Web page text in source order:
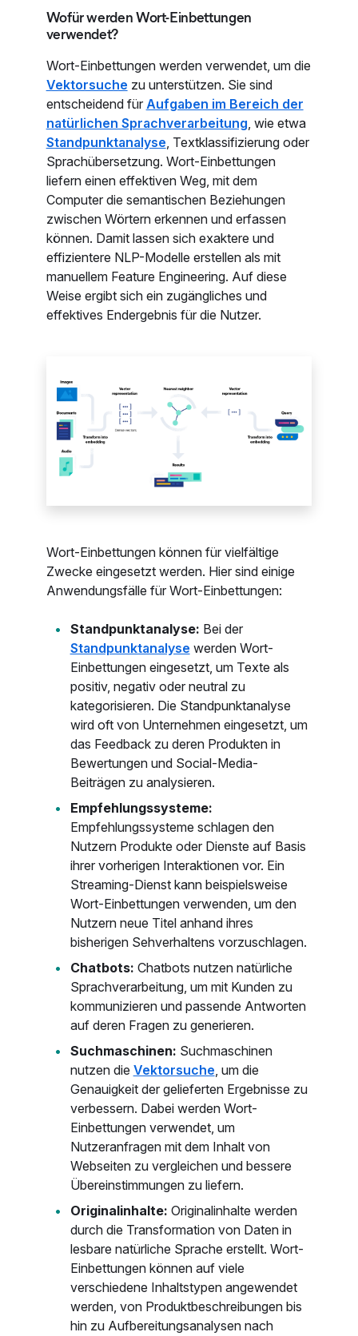
Wofür werden Wort-Einbettungen
verwendet?
Wort-Einbettungen werden verwendet, um die
Vektorsuche zu unterstützen. Sie sind
entscheidend für Aufgaben im Bereich der
natürlichen Sprachverarbeitung, wie etwa
Standpunktanalyse, Textklassifizierung oder
Sprachübersetzung. Wort-Einbettungen
liefern einen effektiven Weg, mit dem
Computer die semantischen Beziehungen
zwischen Wörtern erkennen und erfassen
können. Damit lassen sich exaktere und
effizientere NLP-Modelle erstellen als mit
manuellem Feature Engineering. Auf diese
Weise ergibt sich ein zugängliches und
effektives Endergebnis für die Nutzer.
Wort-Einbettungen können für vielfältige
Zwecke eingesetzt werden. Hier sind einige
Anwendungsfälle für Wort-Einbettungen:
Standpunktanalyse: Bei der
Standpunktanalyse werden Wort-
Einbettungen eingesetzt, um Texte als
positiv, negativ oder neutral zu
kategorisieren. Die Standpunktanalyse
wird oft von Unternehmen eingesetzt, um
das Feedback zu deren Produkten in
Bewertungen und Social-Media-
Beiträgen zu analysieren.
Empfehlungssysteme:
Empfehlungssysteme schlagen den
Nutzern Produkte oder Dienste auf Basis
ihrer vorherigen Interaktionen vor. Ein
Streaming-Dienst kann beispielsweise
Wort-Einbettungen verwenden, um den
Nutzern neue Titel anhand ihres
bisherigen Sehverhaltens vorzuschlagen.
Chatbots: Chatbots nutzen natürliche
Sprachverarbeitung, um mit Kunden zu
kommunizieren und passende Antworten
auf deren Fragen zu generieren.
Suchmaschinen: Suchmaschinen
nutzen die Vektorsuche, um die
Genauigkeit der gelieferten Ergebnisse zu
verbessern. Dabei werden Wort-
Einbettungen verwendet, um
Nutzeranfragen mit dem Inhalt von
Webseiten zu vergleichen und bessere
Übereinstimmungen zu liefern.
Originalinhalte: Originalinhalte werden
durch die Transformation von Daten in
lesbare natürliche Sprache erstellt. Wort-
Einbettungen können auf viele
verschiedene Inhaltstypen angewendet
werden, von Produktbeschreibungen bis
hin zu Aufbereitungsanalysen nach